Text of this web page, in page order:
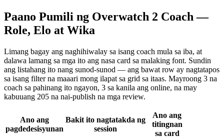
Paano Pumili ng Overwatch 2 Coach —
Role, Elo at Wika
Limang bagay ang naghihiwalay sa isang coach mula sa iba, at
dalawa lamang sa mga ito ang nasa card sa malaking font. Sundin
ang listahang ito nang sunod-sunod — ang bawat row ay nagtatapos
sa isang filter na maaari mong ilapat sa grid sa itaas. Mayroong 3 na
coach sa pahinang ito ngayon, 3 sa kanila ang online, na may
kabuuang 205 na nai-publish na mga review.
Ano ang
pagdedesisyunan
Bakit ito nagtatakda ng
session
Ano ang
titingnan
sa card